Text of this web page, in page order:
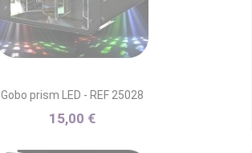
Gobo prism LED - REF 25028
15,00 €